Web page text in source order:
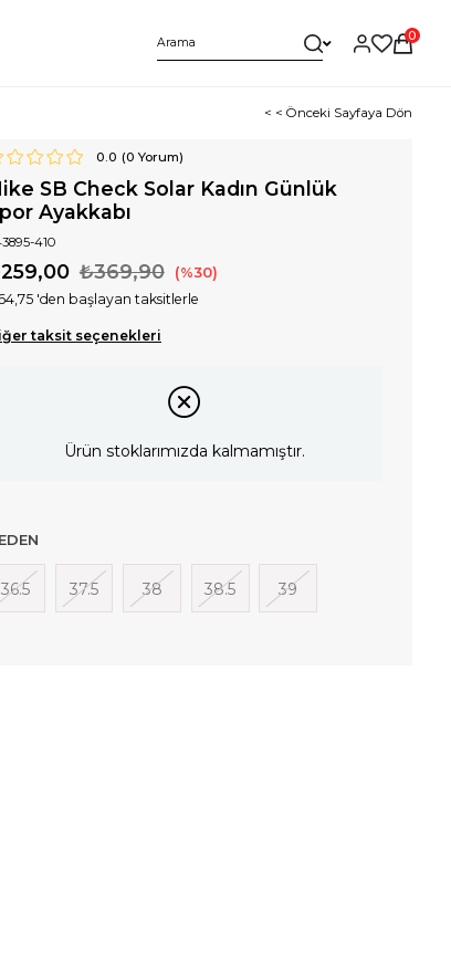
0
< < Önceki Sayfaya Dön
0.0 (0 Yorum)
SB Check Solar Kadın Günlük
Ayakkabı
410
₺369,90 30
'den başlayan taksitlerle
taksit seçenekleri
Ürün stoklarımızda kalmamıştır.
36.5 37.5 38 38.5 39